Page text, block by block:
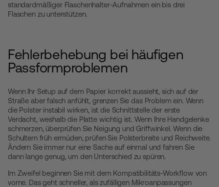
standardmäßiger Flaschenhalter-Aufnahmen ein bis drei
Flaschen zu unterstützen.
Fehlerbehebung bei häufigen
Passformproblemen
Wenn Ihr Setup auf dem Papier korrekt aussieht, sich auf der
Straße aber falsch anfühlt, grenzen Sie das Problem ein. Wenn
die Polster instabil wirken, ist die Schnittstelle der erste
Verdacht, weshalb die Platte wichtig ist. Wenn Ihre Handgelenke
schmerzen, überprüfen Sie Neigung und Griffwinkel. Wenn die
Schultern früh ermüden, prüfen Sie Polsterbreite und Reichweite.
Ändern Sie immer nur eine Sache auf einmal und fahren Sie
dann lange genug, um den Unterschied zu spüren.
Im Zweifel beginnen Sie mit dem Kompatibilitäts-Workflow von
vorne. Das geht schneller, als zufälligen Mikroanpassungen